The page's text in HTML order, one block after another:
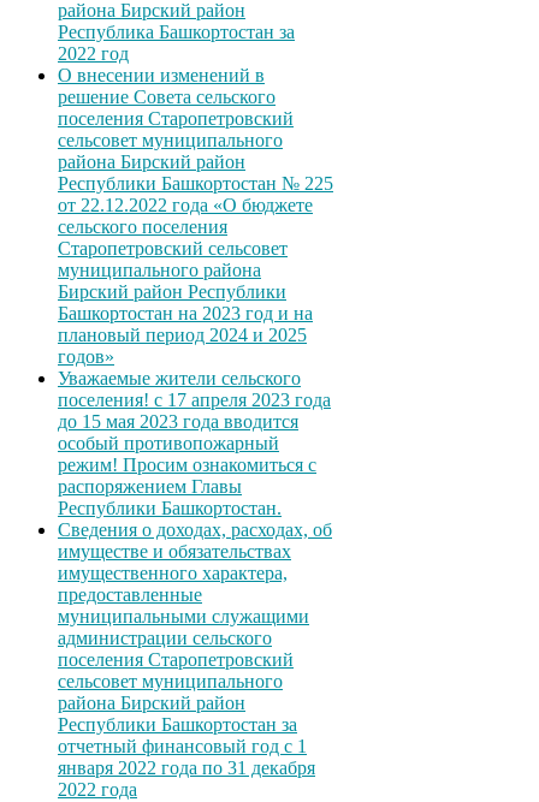
района Бирский район
Республика Башкортостан за
2022 год
О внесении изменений в
решение Совета сельского
поселения Старопетровский
сельсовет муниципального
района Бирский район
Республики Башкортостан № 225
от 22.12.2022 года «О бюджете
сельского поселения
Старопетровский сельсовет
муниципального района
Бирский район Республики
Башкортостан на 2023 год и на
плановый период 2024 и 2025
годов»
Уважаемые жители сельского
поселения! с 17 апреля 2023 года
до 15 мая 2023 года вводится
особый противопожарный
режим! Просим ознакомиться с
распоряжением Главы
Республики Башкортостан.
Сведения о доходах, расходах, об
имуществе и обязательствах
имущественного характера,
предоставленные
муниципальными служащими
администрации сельского
поселения Старопетровский
сельсовет муниципального
района Бирский район
Республики Башкортостан за
отчетный финансовый год с 1
января 2022 года по 31 декабря
2022 года